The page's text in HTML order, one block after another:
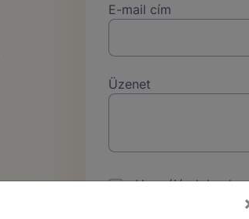
E-mail cím
Üzenet
Hozzájárulok a